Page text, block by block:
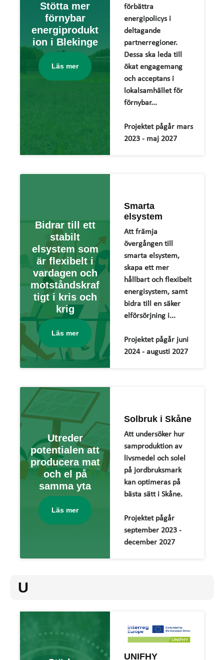
Stötta mer
förnybar
energiprodukt
ion i Blekinge
Läs mer
förbättra
energipolicys i
deltagande
partnerregioner.
Dessa ska leda till
ökat engagemang
och acceptans i
lokalsamhället för
förnybar...
Projektet pågår mars
2023 - maj 2027
Bidrar till ett
stabilt
elsystem som
är flexibelt i
vardagen och
motståndskraf
tigt i kris och
krig
Läs mer
Smarta
elsystem
Att främja
övergången till
smarta elsystem,
skapa ett mer
hållbart och flexibelt
energisystem, samt
bidra till en säker
elförsörjning i...
Projektet pågår juni
2024 - augusti 2027
Utreder
potentialen att
producera mat
och el på
samma yta
Läs mer
Solbruk i Skåne
Att undersöker hur
samproduktion av
livsmedel och solel
på jordbruksmark
kan optimeras på
bästa sätt i Skåne.
Projektet pågår
september 2023 -
december 2027
U
UNIFHY